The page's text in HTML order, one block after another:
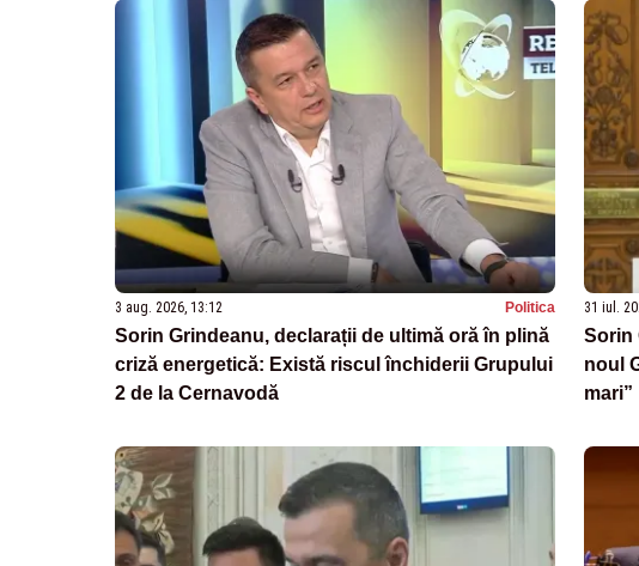
3 aug. 2026, 13:12 Politica
Sorin Grindeanu, declarații de ultimă oră în plină
criză energetică: Există riscul închiderii Grupului
2 de la Cernavodă
31 iul.
Sorin
noul
mari”